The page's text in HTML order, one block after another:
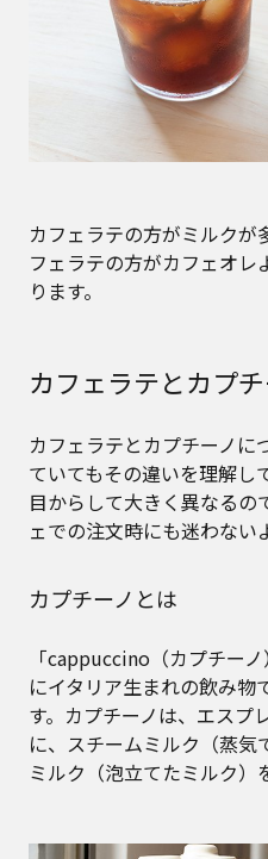
カフェラテの方がミルクが
フェラテの方がカフェオ
ります。
カフェラテとカプ
カフェラテとカプチーノに
ていてもその違いを理解し
目からして大きく異なるの
ェでの注文時にも迷わない
カプチーノとは
「cappuccino（カプチー
にイタリア生まれの飲み物
す。カプチーノは、エスプ
に、スチームミルク（蒸
ミルク（泡立てたミルク）